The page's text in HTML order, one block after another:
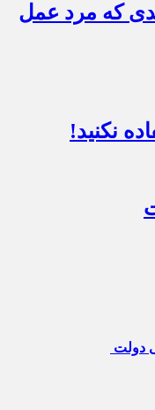
که مرد عمل
نکنید!
دولت